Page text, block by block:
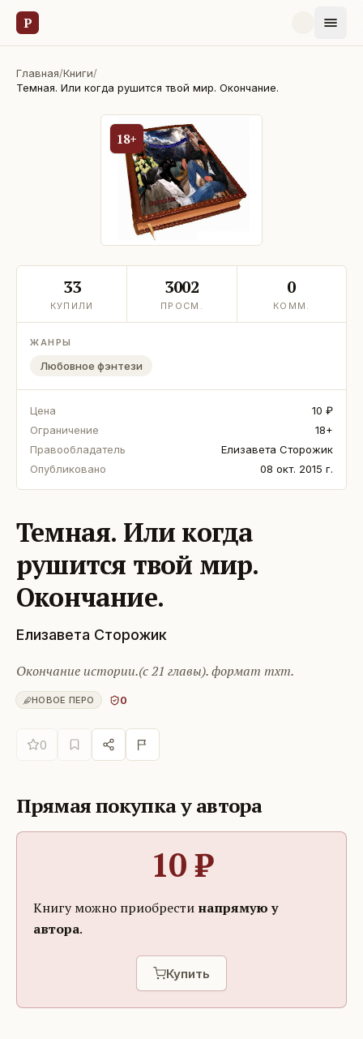
Р
Главная/Книги/
Темная. Или когда рушится твой мир. Окончание.
18+
33
КУПИЛИ
3002
ПРОСМ.
0
КОММ.
ЖАНРЫ
Любовное фэнтези
Цена
10 ₽
Ограничение
18+
Правообладатель
Елизавета Сторожик
Опубликовано
08 окт. 2015 г.
Темная. Или когда
рушится твой мир.
Окончание.
Елизавета Сторожик
Окончание истории.(с 21 главы). формат тхт.
НОВОЕ ПЕРО 0
0
Прямая покупка у автора
10₽
Книгу можно приобрести напрямую у
автора.
Купить